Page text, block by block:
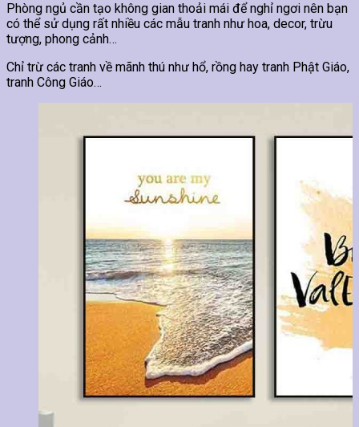
Phòng ngủ cần tạo không gian thoải mái để nghỉ ngơi nên bạn
có thể sử dụng rất nhiều các mẫu tranh như hoa, decor, trừu
tượng, phong cảnh…
Chỉ trừ các tranh về mãnh thú như hổ, rồng hay tranh Phật Giáo,
tranh Công Giáo…